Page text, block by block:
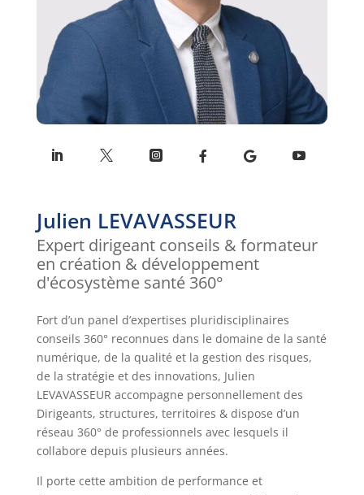
Julien LEVAVASSEUR
Expert dirigeant conseils & formateur
en création & développement
d'écosystème santé 360°
Fort d’un panel d’expertises pluridisciplinaires
conseils 360° reconnues dans le domaine de la santé
numérique, de la qualité et la gestion des risques,
de la stratégie et des innovations, Julien
LEVAVASSEUR accompagne personnellement des
Dirigeants, structures, territoires & dispose d’un
réseau 360° de professionnels avec lesquels il
collabore depuis plusieurs années.
Il porte cette ambition de performance et